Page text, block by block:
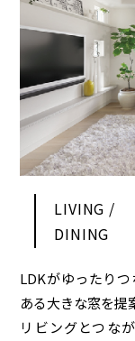
LIVING /
DINING
LDKがゆったり
ある大きな窓を提
リビングとつな